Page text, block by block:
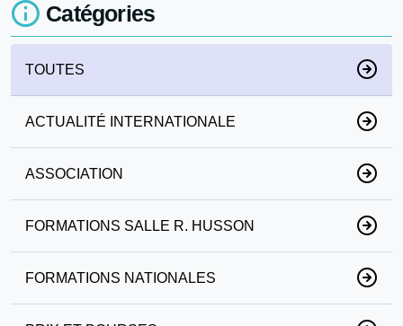
Catégories
TOUTES
ACTUALITÉ INTERNATIONALE
ASSOCIATION
FORMATIONS SALLE R. HUSSON
FORMATIONS NATIONALES